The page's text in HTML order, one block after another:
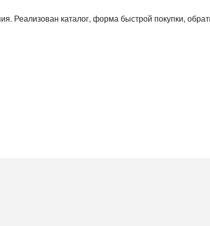
Реализован каталог, форма быстрой покупки,